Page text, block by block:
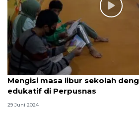
Mengisi masa libur sekolah
edukatif di Perpusnas
29 Juni 2024